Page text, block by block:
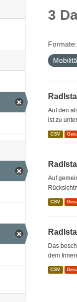
3
Formate:
Auf den
ist zu
CSV
Auf
CSV
Das
dem
CSV